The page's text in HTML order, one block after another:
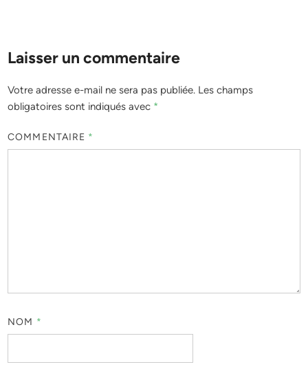
Laisser un commentaire
Votre adresse e-mail ne sera pas publiée. Les champs
obligatoires sont indiqués avec *
COMMENTAIRE *
NOM *